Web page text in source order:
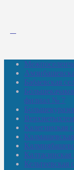
Бабаевская
филиал № 7
Калегинская
Калтасинская